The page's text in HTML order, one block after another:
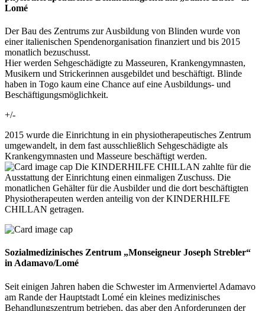
Lomé
Der Bau des Zentrums zur Ausbildung von Blinden wurde von
einer italienischen Spendenorganisation finanziert und bis 2015
monatlich bezuschusst.
Hier werden Sehgeschädigte zu Masseuren, Krankengymnasten,
Musikern und Strickerinnen ausgebildet und beschäftigt. Blinde
haben in Togo kaum eine Chance auf eine Ausbildungs- und
Beschäftigungsmöglichkeit.
+/-
2015 wurde die Einrichtung in ein physiotherapeutisches Zentrum
umgewandelt, in dem fast ausschließlich Sehgeschädigte als
Krankengymnasten und Masseure beschäftigt werden.
Die KINDERHILFE CHILLAN zahlte für die
Ausstattung der Einrichtung einen einmaligen Zuschuss. Die
monatlichen Gehälter für die Ausbilder und die dort beschäftigten
Physiotherapeuten werden anteilig von der KINDERHILFE
CHILLAN getragen.
Sozialmedizinisches Zentrum „Monseigneur Joseph Strebler“
in Adamavo/Lomé
Seit einigen Jahren haben die Schwester im Armenviertel Adamavo
am Rande der Hauptstadt Lomé ein kleines medizinisches
Behandlungszentrum betrieben, das aber den Anforderungen der